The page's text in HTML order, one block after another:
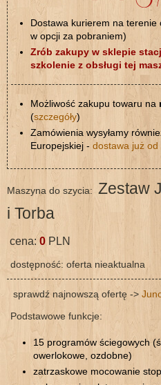
Dostawa kurierem na terenie
w opcji za pobraniem)
Zrób zakupy w sklepie
szkolenie z obsługi tej
Możliwość zakupu towaru na
(szczegóły)
Zamówienia wysyłamy
Europejskiej - dostawa już od
Maszyna do szycia: Zestaw
i Torba
cena: 0 PLN
dostępność: oferta nieaktualna
sprawdź najnowszą ofertę ->
Podstawowe funkcje:
15 programów ściegowych
owerlokowe, ozdobne)
zatrzaskowe mocowanie